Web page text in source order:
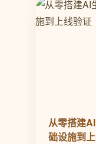
从零搭建
础设施到